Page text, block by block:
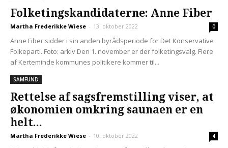
Folketingskandidaterne: Anne Fiber
Martha Frederikke Wiese - 13. oktober 2022 0
Anne Fiber sidder i sin anden byrådsperiode for Det Konservative
Folkeparti. Foto: arkiv Den 1. november er der folketingsvalg. Flere
af Kerteminde kommunes politikere kommer til...
SAMFUND
Rettelse af sagsfremstilling viser, at
økonomien omkring saunaen er en
helt...
Martha Frederikke Wiese - 10. oktober 2022 4